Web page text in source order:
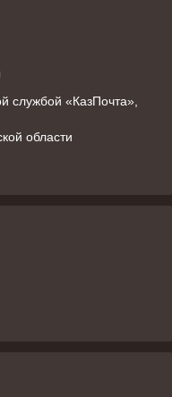
службой «КазПочта»,
области